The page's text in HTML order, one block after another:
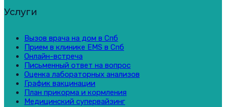
Услуги
Вызов врача на дом в Спб
Прием в клинике EMS в Спб
Онлайн-встреча
Письменный ответ на вопрос
Оценка лабораторных анализов
График вакцинации
План прикорма и кормления
Медицинский супервайзинг